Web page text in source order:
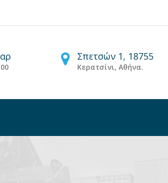
Σπετσών 1, 18755
Κερατσίνι, Αθήνα.